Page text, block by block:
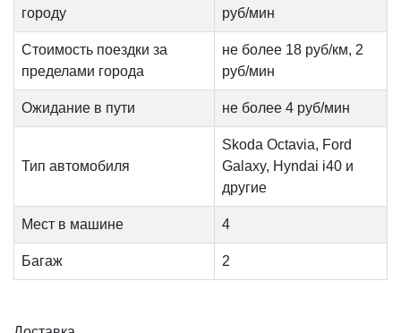
городу
руб/мин
Стоимость поездки за
пределами города
не более 18 руб/км, 2
руб/мин
Ожидание в пути не более 4 руб/мин
Тип автомобиля
Skoda Octavia, Ford
Galaxy, Hyndai i40 и
другие
Мест в машине 4
Багаж 2